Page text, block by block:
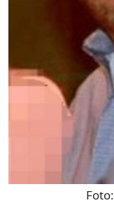
Foto: